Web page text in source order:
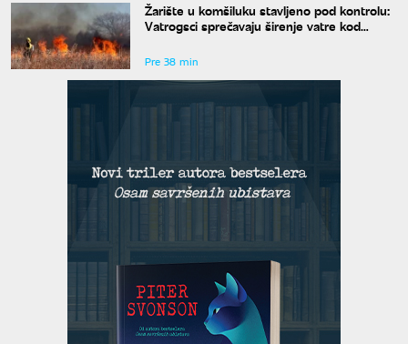
Žarište u komšiluku stavljeno pod kontrolu:
Vatrogsci sprečavaju širenje vatre kod
Pre 38 min